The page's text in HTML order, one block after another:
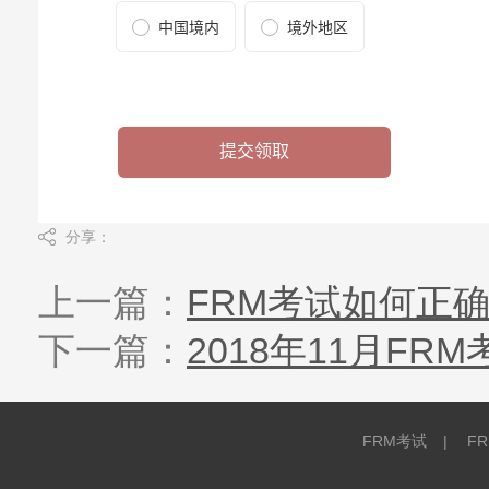
分享：
上一篇： FRM考试如何正
下一篇： 2018年11月FRM
FRM考试 |